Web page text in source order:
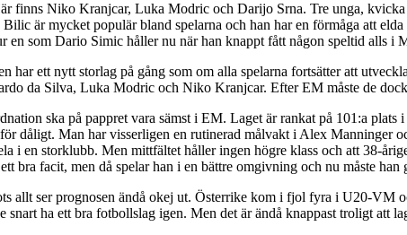
finns Niko Kranjcar, Luka Modric och Darijo Srna. Tre unga,
är mycket populär bland spelarna och han har en förmåga att
en som Dario Simic håller nu när han knappt fått någon speltid alls i
ett nytt storlag på gång som om alla spelarna fortsätter att
da Silva, Luka Modric och Niko Kranjcar. Efter EM måste de
ska på pappret vara sämst i EM. Laget är rankat på 101:a
dåligt. Man har visserligen en rutinerad målvakt i Alex Manninger
i en storklubb. Men mittfältet håller ingen högre klass och att 38-
bra facit, men då spelar han i en bättre omgivning och nu måste han
allt ser prognosen ändå okej ut. Österrike kom i fjol fyra i U20-VM
snart ha ett bra fotbollslag igen. Men det är ändå knappast troligt att